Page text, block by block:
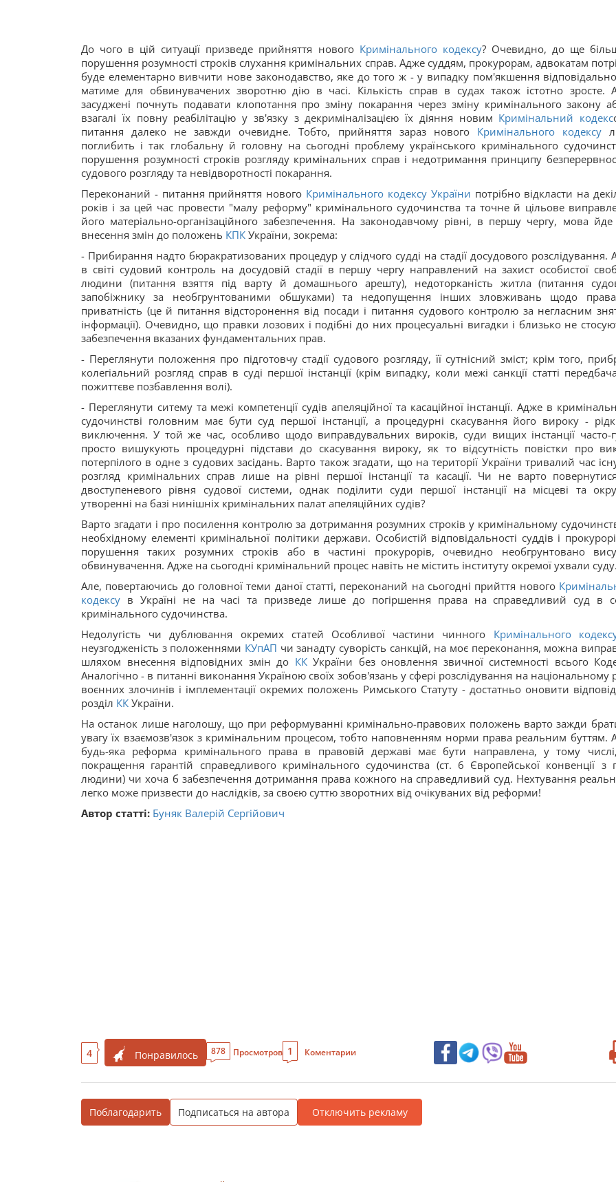
До чого в цій ситуації призведе прийняття нового Кримінального кодексу? Очевидно, до ще
порушення розумності строків слухання кримінальних справ. Адже суддям, прокурорам, адвокатам
буде елементарно вивчити нове законодавство, яке до того ж - у випадку пом'якшення
матиме для обвинувачених зворотню дію в часі. Кількість справ в судах також істотно зросте.
засуджені почнуть подавати клопотання про зміну покарання через зміну кримінального закону
взагалі їх повну реабілітацію у зв'язку з декриміналізацією їх діяння новим Кримінальний кодекс
питання далеко не завжди очевидне. Тобто, прийняття зараз нового Кримінального кодексу
поглибить і так глобальну й головну на сьогодні проблему українського кримінального
порушення розумності строків розгляду кримінальних справ і недотримання принципу
судового розгляду та невідворотності покарання.
Переконаний - питання прийняття нового Кримінального кодексу України потрібно відкласти на
років і за цей час провести "малу реформу" кримінального судочинства та точне й цільове
його матеріально-організаційного забезпечення. На законодавчому рівні, в першу чергу, мова
внесення змін до положень КПК України, зокрема:
- Прибирання надто бюракратизованих процедур у слідчого судді на стадії досудового розслідування.
в світі судовий контроль на досудовій стадії в першу чергу направлений на захист особистої
людини (питання взяття під варту й домашнього арешту), недоторканість житла (питання
запобіжнику за необгрунтованими обшуками) та недопущення інших зловживань щодо
приватність (це й питання відсторонення від посади і питання судового контролю за негласним
інформації). Очевидно, що правки лозових і подібні до них процесуальні вигадки і близько не
забезпечення вказаних фундаментальних прав.
- Переглянути положення про підготовчу стадії судового розгляду, її сутнісний зміст; крім того,
колегіальний розгляд справ в суді першої інстанції (крім випадку, коли межі санкції статті
пожиттєве позбавлення волі).
- Переглянути ситему та межі компетенції судів апеляційної та касаційної інстанції. Адже в
судочинстві головним має бути суд першої інстанції, а процедурні скасування його вироку -
виключення. У той же час, особливо щодо виправдувальних вироків, суди вищих інстанції часто-
просто вишукують процедурні підстави до скасування вироку, як то відсутність повістки про
потерпілого в одне з судових засідань. Варто також згадати, що на території України тривалий час
розгляд кримінальних справ лише на рівні першої інстанції та касації. Чи не варто
двоступеневого рівня судової системи, однак поділити суди першої інстанції на місцеві та
утворенні на базі нинішніх кримінальних палат апеляційних судів?
Варто згадати і про посилення контролю за дотримання розумних строків у кримінальному
необхідному елементі кримінальної політики держави. Особистій відповідальності суддів і
порушення таких розумних строків або в частині прокурорів, очевидно необгрунтовано
обвинувачення. Адже на сьогодні кримінальний процес навіть не містить інституту окремої ухвали суду.
Але, повертаючись до головної теми даної статті, переконаний на сьогодні прийття нового
кодексу в Україні не на часі та призведе лише до погіршення права на справедливий суд в
кримінального судочинства.
Недолугість чи дублювання окремих статей Особливої частини чинного Кримінального
неузгодженість з положеннями КУпАП чи занадту суворість санкцій, на моє переконання, можна
шляхом внесення відповідних змін до ККУкраїни без оновлення звичної системності всього
Аналогічно - в питанні виконання Україною своїх зобов'язань у сфері розслідування на національному
воєнних злочинів і імплементації окремих положень Римського Статуту - достатньо оновити
розділ КК України.
На останок лише наголошу, що при реформуванні кримінально-правових положень варто зажди
увагу їх взаємозв'язок з кримінальним процесом, тобто наповненням норми права реальним буттям.
будь-яка реформа кримінального права в правовій державі має бути направлена, у тому
покращення гарантій справедливого кримінального судочинства (ст. 6 Європейської конвенції з
людини) чи хоча б забезпечення дотримання права кожного на справедливий суд. Нехтування
легко може призвести до наслідків, за своєю суттю зворотних від очікуваних від реформи!
Автор статті: Буняк Валерій Сергійович
4 Понравилось 878 Просмотров 1 Коментарии
Поблагодарить Подписаться на автора Отключить рекламу